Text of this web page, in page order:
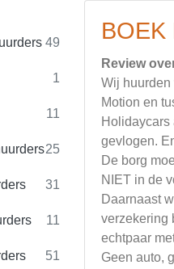
49
1
11
25
31
11
51
BOEK
Review
Wij huurden
Motion en
Holidaycars
gevlogen.
De borg
NIET in de
Daarnaast
verzekering
echtpaar
Geen auto,